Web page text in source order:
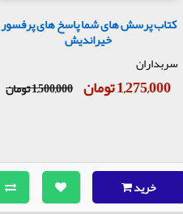
کتاب پرسش های شما پاسخ های پرفسور
خیراندیش
سربداران
1,275,000 تومان 1,500,000 تومان
خرید